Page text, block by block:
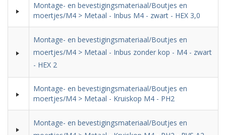
Montage- en bevestigingsmateriaal/Boutjes en
moertjes/M4 > Metaal - Inbus M4 - zwart - HEX 3,0
Montage- en bevestigingsmateriaal/Boutjes en
moertjes/M4 > Metaal - Inbus zonder kop - M4 - zwart
- HEX 2
Montage- en bevestigingsmateriaal/Boutjes en
moertjes/M4 > Metaal - Kruiskop M4 - PH2
Montage- en bevestigingsmateriaal/Boutjes en